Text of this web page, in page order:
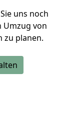
uns noch
Umzug von
zu planen.